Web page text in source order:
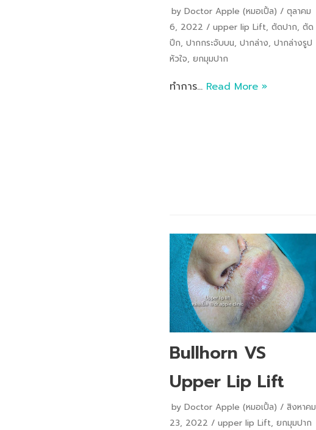
by Doctor Apple (หมอเปิ้ล)
ตุลาคม
6, 2022
upper lip Lift, ตัดปาก, ตัด
ปีก, ปากกระจับบน, ปากล่าง, ปากล่างรูป
หัวใจ, ยกมุมปาก
ทำการ… Read More »
Bullhorn VS
Upper Lip Lift
by Doctor Apple (หมอเปิ้ล)
สิงหาคม
23, 2022
upper lip Lift, ยกมุมปาก